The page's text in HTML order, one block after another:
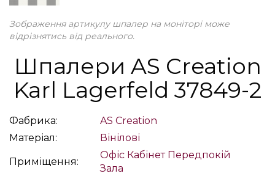
Зображення артикулу шпалер на моніторі може
відрізнятись від реального.
Шпалери AS Creation
Karl Lagerfeld 37849-2
Фабрика:
AS Creation
Матеріал:
Вінілові
Приміщення:
Офіс Кабінет Передпокій
Зала